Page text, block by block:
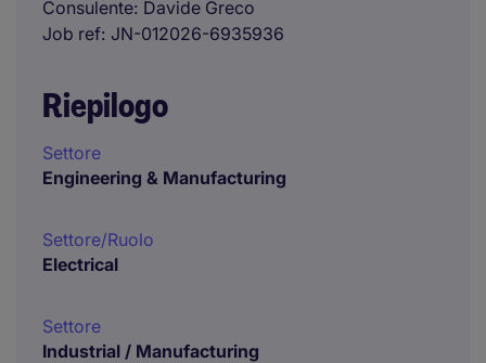
Consulente Davide Greco
Job ref JN-012026-6935936
Riepilogo
Settore
Engineering & Manufacturing
Settore/Ruolo
Electrical
Settore
Industrial / Manufacturing